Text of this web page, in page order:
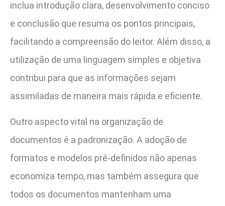
inclua introdução clara, desenvolvimento conciso
e conclusão que resuma os pontos principais,
facilitando a compreensão do leitor. Além disso, a
utilização de uma linguagem simples e objetiva
contribui para que as informações sejam
assimiladas de maneira mais rápida e eficiente.
Outro aspecto vital na organização de
documentos é a padronização. A adoção de
formatos e modelos pré-definidos não apenas
economiza tempo, mas também assegura que
todos os documentos mantenham uma